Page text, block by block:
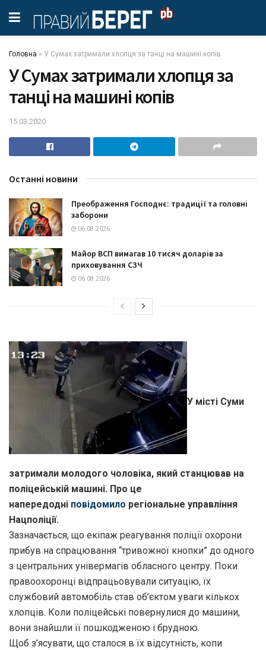
Головна » У Сумах затримали хлопця за танці на машині копів
У Сумах затримали хлопця за
танці на машині копів
15.03.2020
Останні новини
Преображення Господнє: традиції та головні
заборони
06.08.2026
Майор ВСП вимагав 10 тисяч доларів за
приховування СЗЧ
06.08.2026
У місті Суми
затримали молодого чоловіка, який станцював на
поліцейській машині. Про це
напередодні повідомило регіональне управління
Нацполіції.
Зазначається, що екіпаж реагування поліції охорони
прибув на спрацювання “тривожної кнопки” до одного
з центральних універмагів обласного центру. Поки
правоохоронці відпрацьовували ситуацію, їх
службовий автомобіль став об’єктом уваги кількох
хлопців. Коли поліцейські повернулися до машини,
вони знайшли її пошкодженою і брудною.
Щоб з’ясувати, що сталося в їх відсутність, копи